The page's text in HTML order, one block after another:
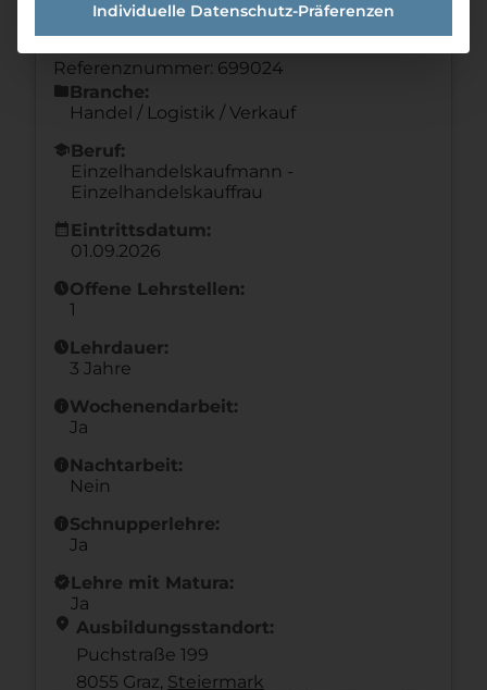
Details zur Lehrstelle
Referenznummer: 699024
folderBranche:
Handel / Logistik / Verkauf
schoolBeruf:
Einzelhandelskaufmann -
Einzelhandelskauffrau
calendar_month Eintrittsdatum:
01.09.2026
scheduleOffene Lehrstellen:
1
scheduleLehrdauer:
3 Jahre
infoWochenendarbeit:
Ja
infoNachtarbeit:
Nein
infoSchnupperlehre:
Ja
new_releasesLehre mit Matura:
Ja
location_on Ausbildungsstandort:
Puchstraße 199
8055 Graz, Steier­mark
Individuelle Datenschutz-Präferenzen